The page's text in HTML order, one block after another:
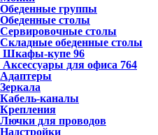
Обеденные группы
Обеденные столы
Сервировочные столы
Складные обеденные столы
Шкафы-купе 96
Аксессуары для офиса 764
Адаптеры
Зеркала
Кабель-каналы
Крепления
Лючки для проводов
Надстройки